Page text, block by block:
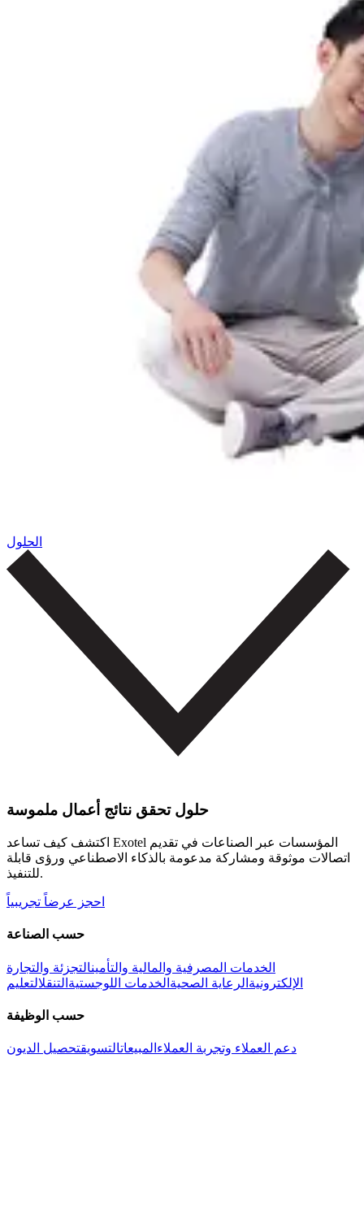
الحلول
حلول تحقق نتائج أعمال ملموسة
اكتشف كيف تساعد Exotel المؤسسات عبر الصناعات في تقديم
اتصالات موثوقة ومشاركة مدعومة بالذكاء الاصطناعي ورؤى قابلة
للتنفيذ.
احجز عرضاً تجريبياً
حسب الصناعة
الخدمات المصرفية والمالية والتأمينالتجزئة والتجارة
الإلكترونية الرعاية الصحية الخدمات اللوجستية التنقلالتعليم
حسب الوظيفة
دعم العملاء وتجربة العملاء المبيعاتالتسويقتحصيل الديون